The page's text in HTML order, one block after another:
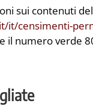
sui contenuti
it/censimenti-
il numero verde